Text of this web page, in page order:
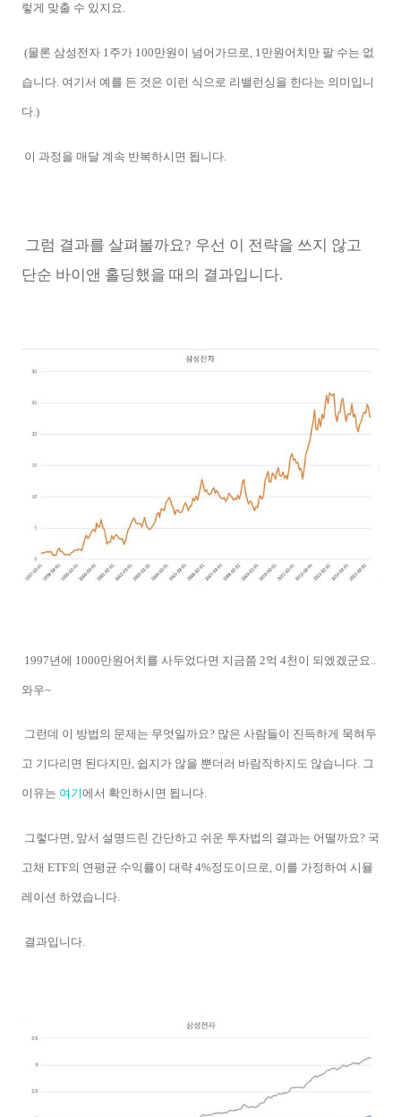
렇게 맞출 수 있지요.
(물론 삼성전자 1주가 100만원이 넘어가므로, 1만원어치만 팔 수는 없
습니다. 여기서 예를 든 것은 이런 식으로 리밸런싱을 한다는 의미입니
다.)
이 과정을 매달 계속 반복하시면 됩니다.
그럼 결과를 살펴볼까요? 우선 이 전략을 쓰지 않고
단순 바이앤 홀딩했을 때의 결과입니다.
1997년에 1000만원어치를 사두었다면 지금쯤 2억 4천이 되엤겠군요..
와우~
그런데 이 방법의 문제는 무엇일까요? 많은 사람들이 진득하게 묵혀두
고 기다리면 된다지만, 쉽지가 않을 뿐더러 바람직하지도 않습니다. 그
이유는 여기에서 확인하시면 됩니다.
그렇다면, 앞서 설명드린 간단하고 쉬운 투자법의 결과는 어떨까요? 국
고채 ETF의 연평균 수익률이 대략 4%정도이므로, 이를 가정하여 시뮬
레이션 하였습니다.
결과입니다.